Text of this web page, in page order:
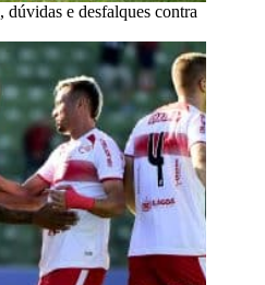
dúvidas e desfalques contra